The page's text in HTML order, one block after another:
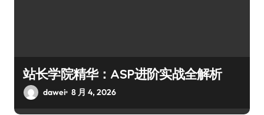
站长学院精华：ASP进阶实战全解析
dawei 8 月 4, 2026